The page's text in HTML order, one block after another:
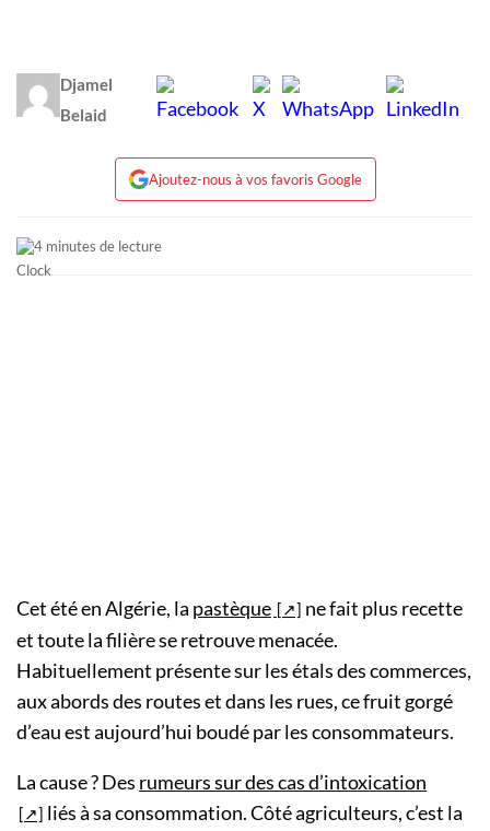
Djamel
Belaid
Ajoutez-nous à vos favoris Google
4 minutes de lecture
Cet été en Algérie, la pastèque
ne fait plus recette
et toute la filière se retrouve menacée.
Habituellement présente sur les étals des commerces,
aux abords des routes et dans les rues, ce fruit gorgé
d’eau est aujourd’hui boudé par les consommateurs.
La cause ? Des rumeurs sur des cas d’intoxication
liés à sa consommation. Côté agriculteurs, c’est la